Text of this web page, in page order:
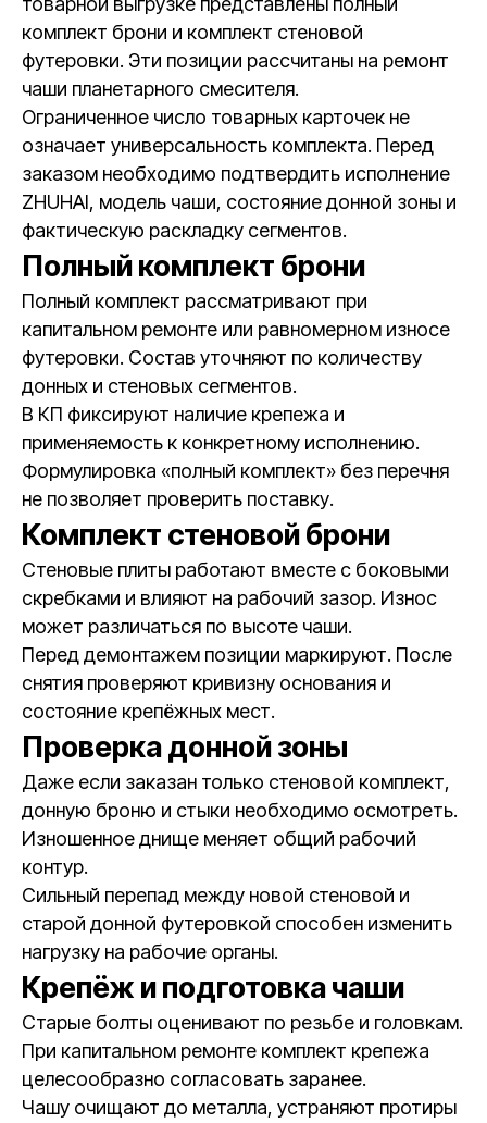
комплект брони и комплект стеновой
футеровки. Эти позиции рассчитаны на ремонт
чаши планетарного смесителя.
Ограниченное число товарных карточек не
означает универсальность комплекта. Перед
заказом необходимо подтвердить исполнение
ZHUHAI, модель чаши, состояние донной зоны и
фактическую раскладку сегментов.
Полный комплект брони
Полный комплект рассматривают при
капитальном ремонте или равномерном износе
футеровки. Состав уточняют по количеству
донных и стеновых сегментов.
В КП фиксируют наличие крепежа и
применяемость к конкретному исполнению.
Формулировка «полный комплект» без перечня
не позволяет проверить поставку.
Комплект стеновой брони
Стеновые плиты работают вместе с боковыми
скребками и влияют на рабочий зазор. Износ
может различаться по высоте чаши.
Перед демонтажем позиции маркируют. После
снятия проверяют кривизну основания и
состояние крепёжных мест.
Проверка донной зоны
Даже если заказан только стеновой комплект,
донную броню и стыки необходимо осмотреть.
Изношенное днище меняет общий рабочий
контур.
Сильный перепад между новой стеновой и
старой донной футеровкой способен изменить
нагрузку на рабочие органы.
Крепёж и подготовка чаши
Старые болты оценивают по резьбе и головкам.
При капитальном ремонте комплект крепежа
целесообразно согласовать заранее.
Чашу очищают до металла, устраняют протиры